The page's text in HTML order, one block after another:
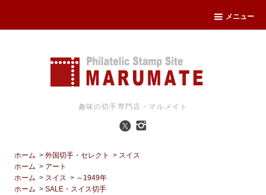
メニュー
趣味の切手専門店・マルメイト
ホーム >外国切手・セレクト > スイス
ホーム > アート
ホーム > スイス > ～1949年
ホーム >SALE・スイス切手